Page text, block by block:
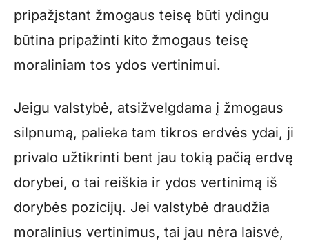
pripažįstant žmogaus teisę būti ydingu
būtina pripažinti kito žmogaus teisę
moraliniam tos ydos vertinimui.
Jeigu valstybė, atsižvelgdama į žmogaus
silpnumą, palieka tam tikros erdvės ydai, ji
privalo užtikrinti bent jau tokią pačią erdvę
dorybei, o tai reiškia ir ydos vertinimą iš
dorybės pozicijų. Jei valstybė draudžia
moralinius vertinimus, tai jau nėra laisvė,